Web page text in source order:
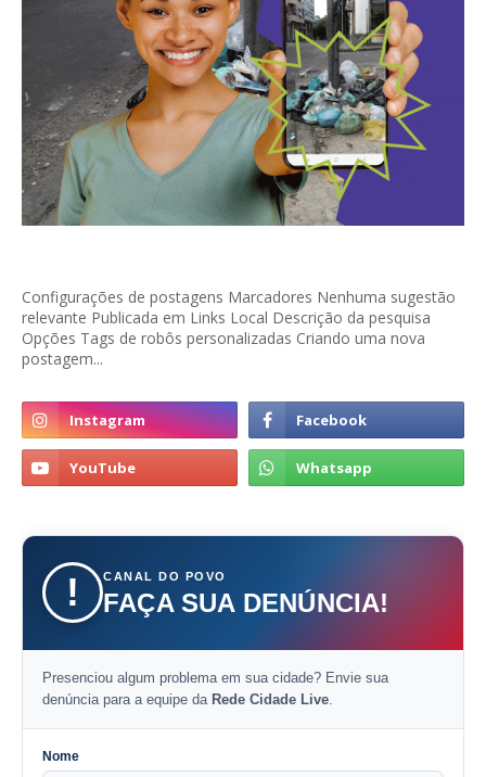
Configurações de postagens Marcadores Nenhuma sugestão
relevante Publicada em Links Local Descrição da pesquisa
Opções Tags de robôs personalizadas Criando uma nova
postagem...
! CANAL DO POVO
FAÇA SUA DENÚNCIA!
Presenciou algum problema em sua cidade? Envie sua
denúncia para a equipe da Rede Cidade Live
Nome